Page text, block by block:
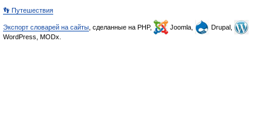
👣 Путешествия
Экспорт словарей на сайты , сделанные на PHP, Joomla,
Drupal,
WordPress, MODx.